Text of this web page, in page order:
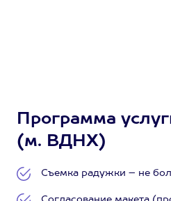
Программа
(м. ВДНХ)
Съемка радужки – не